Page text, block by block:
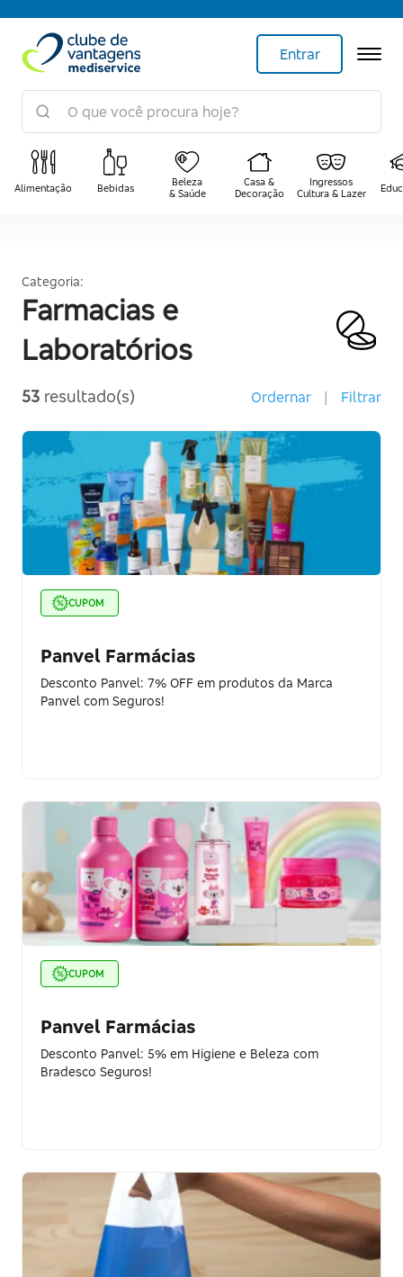
Entrar
Alimentação Bebidas
Beleza
& Saúde
Casa &
Decoração
Ingressos
Cultura & Lazer
Categoria:
Farmacias e
Laboratórios
53 resultado(s) Ordernar | Filtrar
CUPOM
Panvel Farmácias
Desconto Panvel: 7% OFF em produtos da Marca
Panvel com Seguros!
CUPOM
Panvel Farmácias
Desconto Panvel: 5% em Higiene e Beleza com
Bradesco Seguros!